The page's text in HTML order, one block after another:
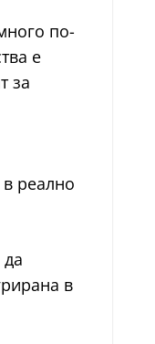
по-
е
за
реално
в